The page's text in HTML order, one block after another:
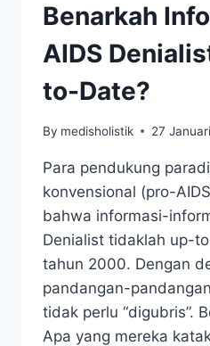
Benarkah
AIDS
to-Date?
By medisholistik 27
Para pendukung
konvensional (pro-
bahwa informasi-
Denialist tidaklah up-
tahun 2000. Dengan
pandangan-
tidak perlu “digubris”.
Apa yang mereka